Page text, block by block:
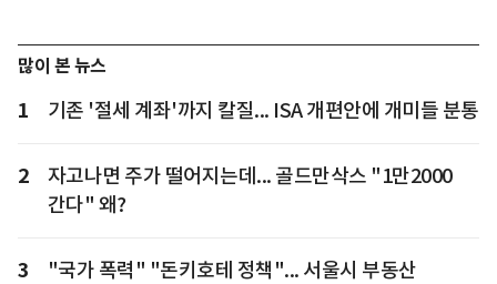
많이 본 뉴스
1 기존 '절세 계좌'까지 칼질... ISA 개편안에 개미들 분통
2
자고나면 주가 떨어지는데... 골드만삭스 "1만2000
간다" 왜?
3
"국가 폭력" "돈키호테 정책"... 서울시 부동산